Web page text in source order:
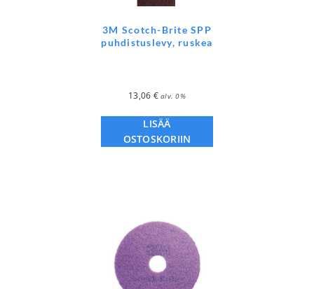
3M Scotch-Brite SPP
puhdistuslevy, ruskea
13,06 € alv. 0%
LISÄÄ
OSTOSKORIIN